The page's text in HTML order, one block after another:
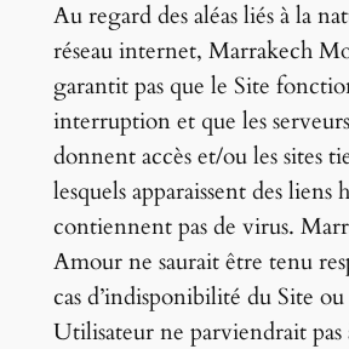
Au regard des aléas liés à la
réseau internet, Marrakech
garantit pas que le Site
interruption et que les
donnent accès et/ou les sites
lesquels apparaissent des liens
contiennent pas de virus.
Amour ne saurait être tenu
cas d’indisponibilité du Site
Utilisateur ne parviendrait pas